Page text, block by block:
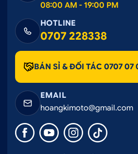
08:00 AM - 19:00 PM
HOTLINE
0707 228338
BÁN SỈ & ĐỐI TÁC 0707 07
EMAIL
hoangkimoto@gmail.com